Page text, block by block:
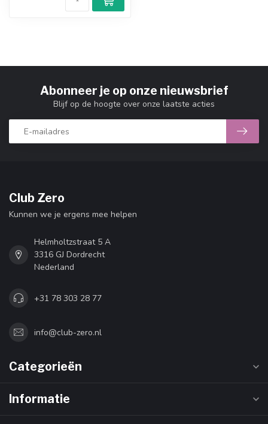
Abonneer je op onze nieuwsbrief
Blijf op de hoogte over onze laatste acties
Club Zero
Kunnen we je ergens mee helpen
Helmholtzstraat 5 A
3316 GJ Dordrecht
Nederland
+31 78 303 28 77
info@club-zero.nl
Categorieën
Informatie